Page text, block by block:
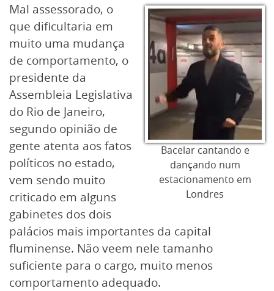
Bacelar cantando e
dançando num
estacionamento em
Londres
Mal assessorado, o
que dificultaria em
muito uma mudança
de comportamento, o
presidente da
Assembleia Legislativa
do Rio de Janeiro,
segundo opinião de
gente atenta aos fatos
políticos no estado,
vem sendo muito
criticado em alguns
gabinetes dos dois
palácios mais importantes da capital
fluminense. Não veem nele tamanho
suficiente para o cargo, muito menos
comportamento adequado.